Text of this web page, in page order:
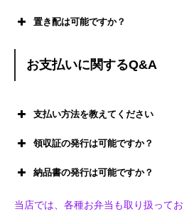
置き配は可能ですか？
お支払いに関するQ&A
支払い方法を教えてください
領収証の発行は可能ですか？
納品書の発行は可能ですか？
当店では、各種お弁当も取り扱ってお